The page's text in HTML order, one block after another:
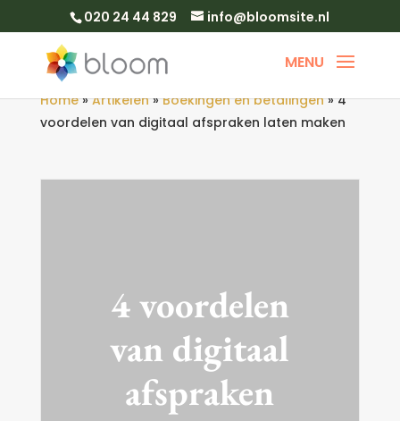
020 24 44 829 info@bloomsite.nl
Home»Artikelen»Boekingen en betalingen»4
voordelen van digitaal afspraken laten maken
4 voordelen
van digitaal
afspraken